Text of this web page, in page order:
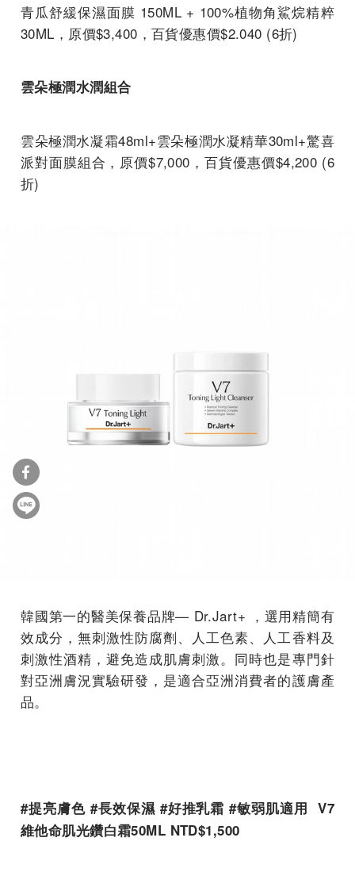
青瓜舒緩保濕面膜 150ML + 100%植物角鯊烷精粹
30ML，原價$3,400，百貨優惠價$2.040 (6折)
雲朵極潤水潤組合
雲朵極潤水凝霜48ml+雲朵極潤水凝精華30ml+驚喜
派對面膜組合，原價$7,000，百貨優惠價$4,200 (6
折)
韓國第一的醫美保養品牌— Dr.Jart+ ，選用精簡有
效成分，無刺激性防腐劑、人工色素、人工香料及
刺激性酒精，避免造成肌膚刺激。同時也是專門針
對亞洲膚況實驗研發，是適合亞洲消費者的護膚產
品。
#提亮膚色 #長效保濕 #好推乳霜 #敏弱肌適用 V7
維他命肌光鑽白霜50ML NTD$1,500